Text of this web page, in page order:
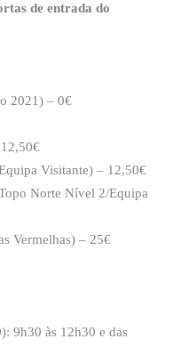
de entrada do
2021) – 0€
Visitante) – 12,50€
Norte Nível 2/Equipa
Vermelhas) – 25€
9h30 às 12h30 e das